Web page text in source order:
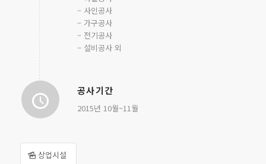
– 사인공사
– 가구공사
– 전기공사
– 설비공사 외
공사기간
2015년 10월~11월
상업시설